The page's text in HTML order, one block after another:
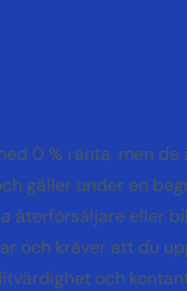
0 % ränta, men de
gäller under en
återförsäljare eller
och kräver att du
och